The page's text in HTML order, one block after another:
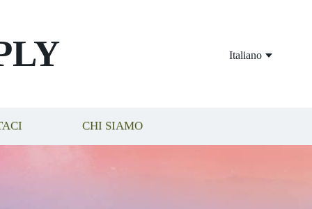
Italiano
CHI SIAMO